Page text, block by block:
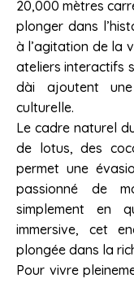
20,000 mètres
plonger dans
à l’agitation de la
ateliers interactifs
dài ajoutent
culturelle.
Le cadre naturel
de lotus, des
permet une
passionné de
simplement en
immersive, cet
plongée dans la
Pour vivre